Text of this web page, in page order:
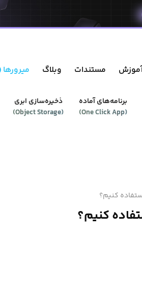
مستندات وبلاگ میرورها
ذخیره‌سازی ابری
(
Object Storage
)
برنامه‌های آماده
(
One Click App
)